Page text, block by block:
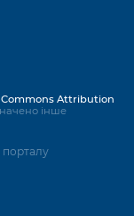
Commons Attribution
інше